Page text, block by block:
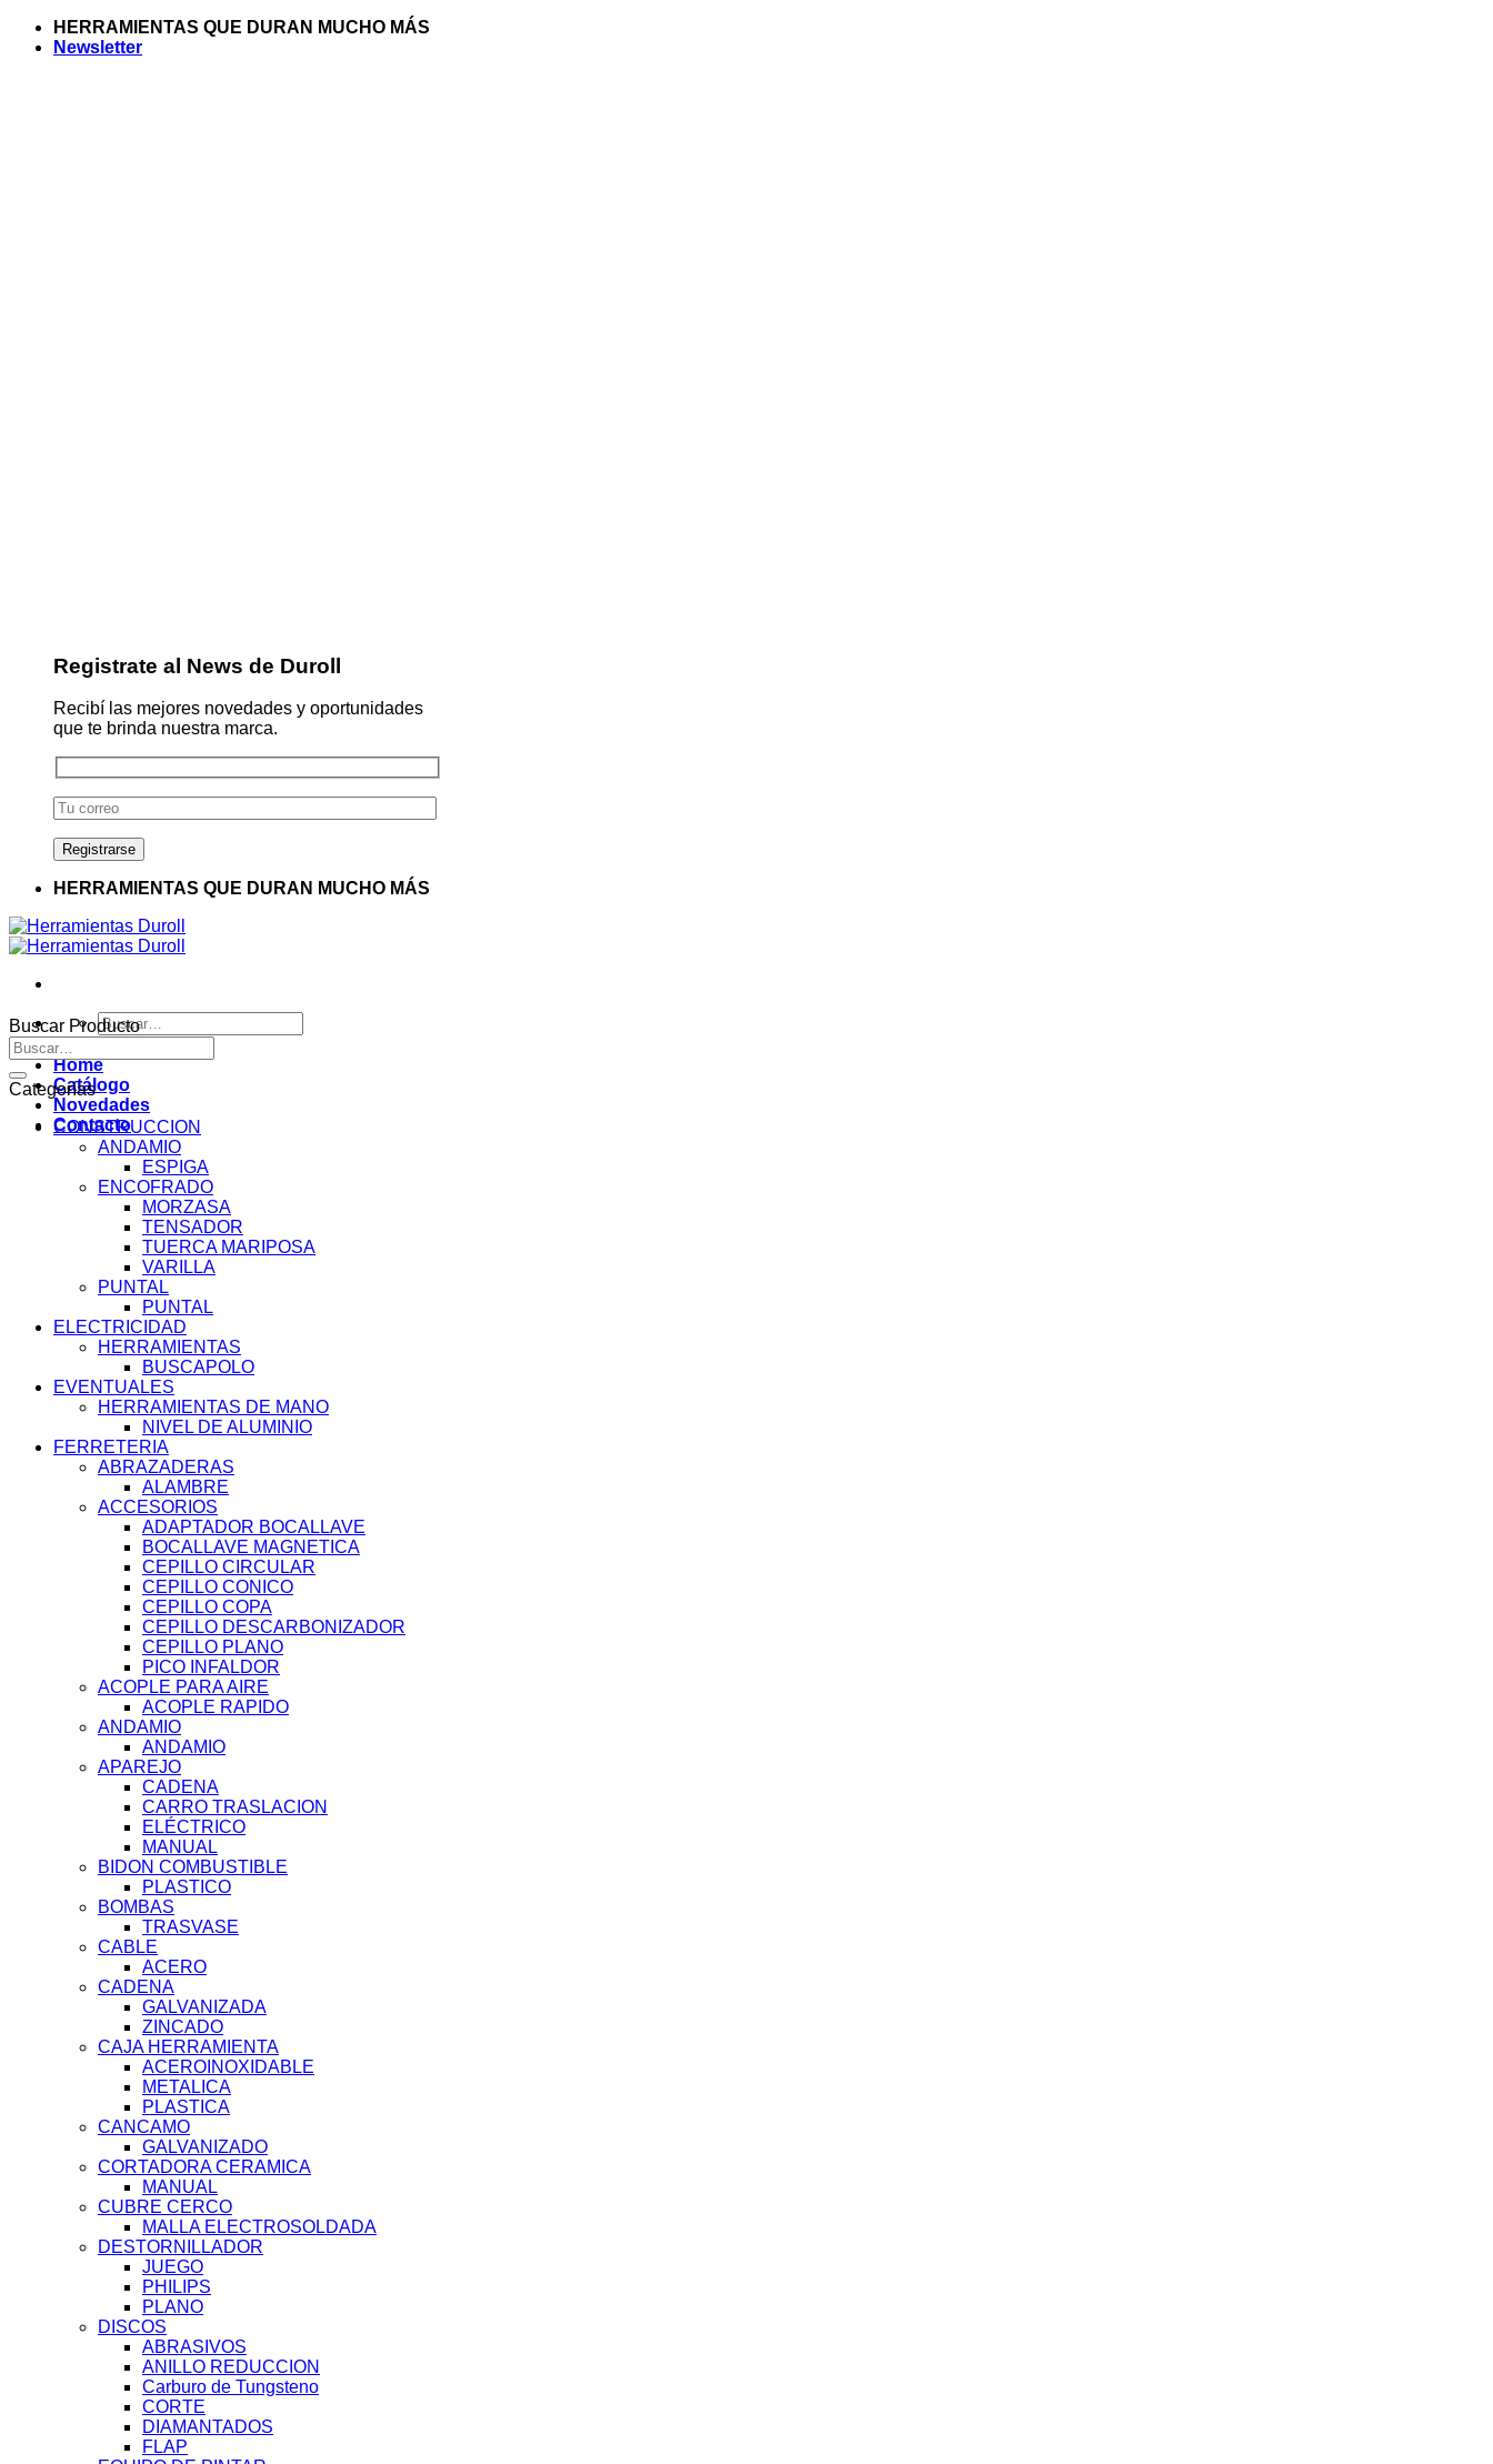
Saltar
HERRAMIENTAS QUE DURAN MUCHO MÁS
Newsletter
Registrate al News de Duroll
Recibí las mejores novedades y oportunidades
que te brinda nuestra marca.
HERRAMIENTAS QUE DURAN MUCHO MÁS
Buscar
por:
Home
Catálogo
Novedades
Contacto
Buscar Producto
Buscar
por:
Categorías
CONSTRUCCION
ANDAMIO
ESPIGA
ENCOFRADO
MORZASA
TENSADOR
TUERCA MARIPOSA
VARILLA
PUNTAL
PUNTAL
ELECTRICIDAD
HERRAMIENTAS
BUSCAPOLO
EVENTUALES
HERRAMIENTAS DE MANO
NIVEL DE ALUMINIO
FERRETERIA
ABRAZADERAS
ALAMBRE
ACCESORIOS
ADAPTADOR BOCALLAVE
BOCALLAVE MAGNETICA
CEPILLO CIRCULAR
CEPILLO CONICO
CEPILLO COPA
CEPILLO DESCARBONIZADOR
CEPILLO PLANO
PICO INFALDOR
ACOPLE PARA AIRE
ACOPLE RAPIDO
ANDAMIO
ANDAMIO
APAREJO
CADENA
CARRO TRASLACION
ELÉCTRICO
MANUAL
BIDON COMBUSTIBLE
PLASTICO
BOMBAS
TRASVASE
CABLE
ACERO
CADENA
GALVANIZADA
ZINCADO
CAJA HERRAMIENTA
ACEROINOXIDABLE
METALICA
PLASTICA
CANCAMO
GALVANIZADO
CORTADORA CERAMICA
MANUAL
CUBRE CERCO
MALLA ELECTROSOLDADA
DESTORNILLADOR
JUEGO
PHILIPS
PLANO
DISCOS
ABRASIVOS
ANILLO REDUCCION
Carburo de Tungsteno
CORTE
DIAMANTADOS
FLAP